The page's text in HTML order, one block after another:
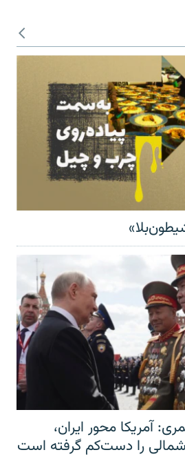
آمریکا محور ایران،
را دست‌کم گرفته است